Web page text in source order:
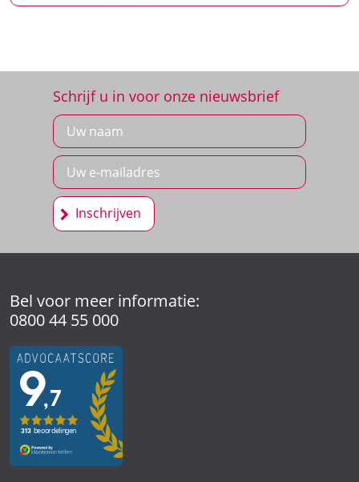
Schrijf u in voor onze nieuwsbrief
Inschrijven
Bel voor meer informatie:
0800 44 55 000